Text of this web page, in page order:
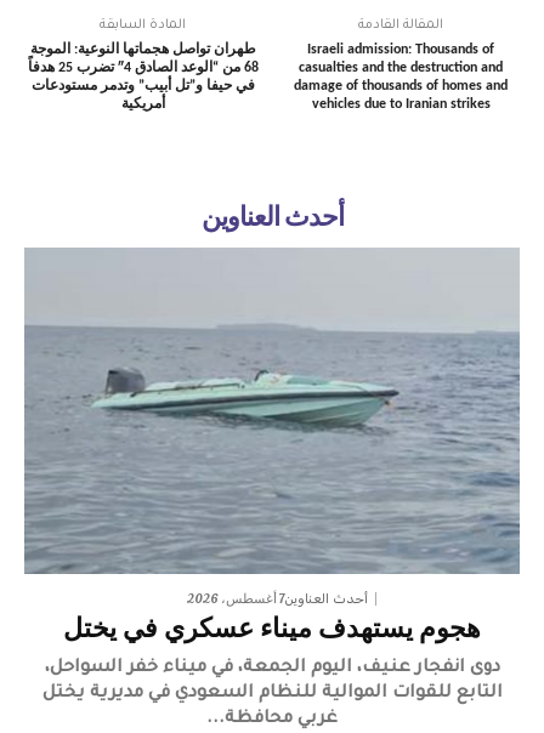
المادة السابقة
طهران تواصل هجماتها النوعية: الموجة
68 من “الوعد الصادق 4″ تضرب 25 هدفاً
في حيفا و”تل أبيب” وتدمر مستودعات
أمريكية
المقالة القادمة
Israeli admission: Thousands of
casualties and the destruction and
damage of thousands of homes and
vehicles due to Iranian strikes
أحدث العناوين
أحدث العناوين7 أغسطس، 2026
هجوم يستهدف ميناء عسكري في يختل
دوى انفجار عنيف، اليوم الجمعة، في ميناء خفر السواحل،
التابع للقوات الموالية للنظام السعودي في مديرية يختل
غربي محافظة...